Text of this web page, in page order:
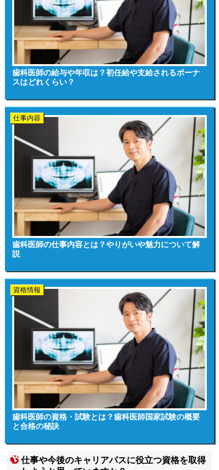
歯科医師の給与や年収は？初任給や支給されるボーナ
スはどれくらい？
仕事内容
歯科医師の仕事内容とは？やりがいや魅力について解
説
資格情報
歯科医師の資格・試験とは？歯科医師国家試験の概要
と合格の秘訣
仕事や今後のキャリアパスに役立つ資格を取得